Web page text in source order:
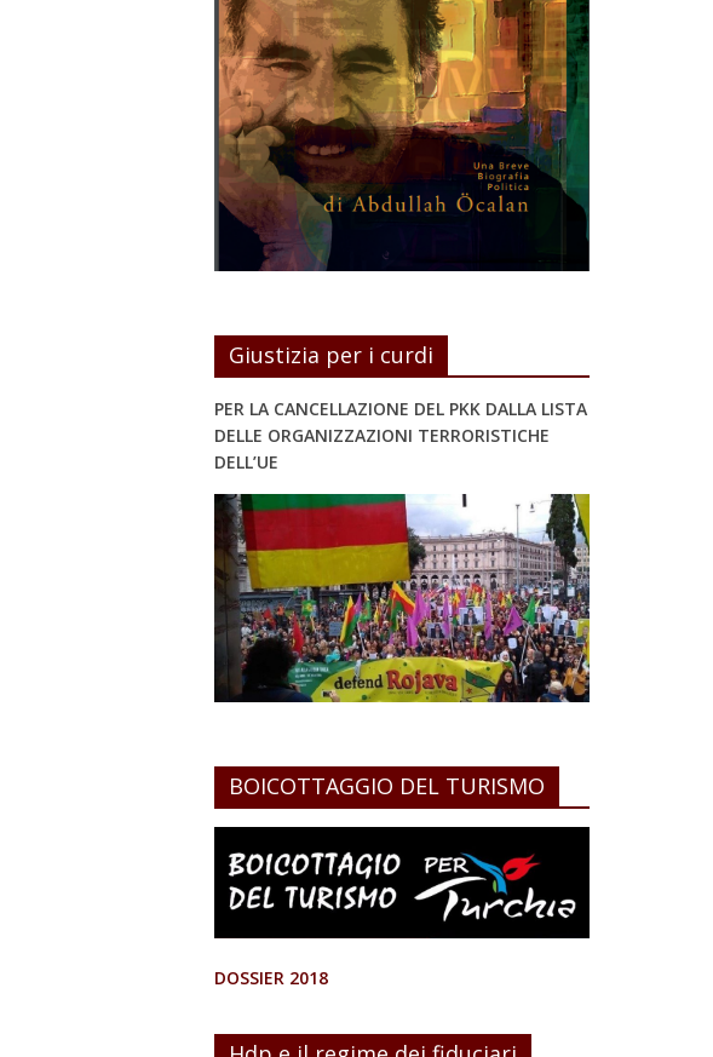
Giustizia per i curdi
PER LA CANCELLAZIONE DEL PKK DALLA LISTA
DELLE ORGANIZZAZIONI TERRORISTICHE
DELL’UE
BOICOTTAGGIO DEL TURISMO
DOSSIER 2018